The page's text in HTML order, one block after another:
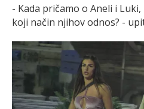
- Kada pričamo o Aneli i
koji način njihov odnos? -